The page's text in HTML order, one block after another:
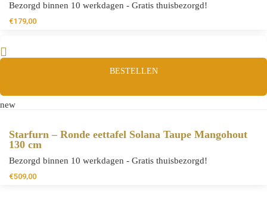
Bezorgd binnen 10 werkdagen - Gratis thuisbezorgd!
€179,00
BESTELLEN
new
Starfurn – Ronde eettafel Solana Taupe Mangohout
130 cm
Bezorgd binnen 10 werkdagen - Gratis thuisbezorgd!
€509,00